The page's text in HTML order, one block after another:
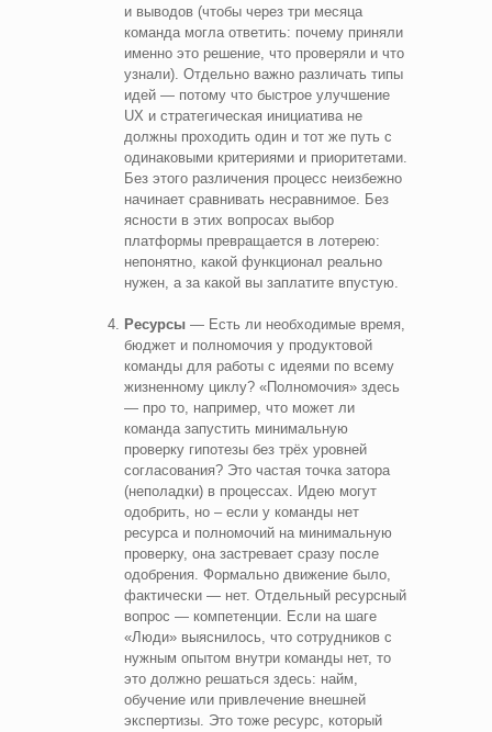
и выводов (чтобы через три месяца
команда могла ответить: почему приняли
именно это решение, что проверяли и что
узнали). Отдельно важно различать типы
идей — потому что быстрое улучшение
UX и стратегическая инициатива не
должны проходить один и тот же путь с
одинаковыми критериями и приоритетами.
Без этого различения процесс неизбежно
начинает сравнивать несравнимое. Без
ясности в этих вопросах выбор
платформы превращается в лотерею:
непонятно, какой функционал реально
нужен, а за какой вы заплатите впустую.
Ресурсы — Есть ли необходимые время,
бюджет и полномочия у продуктовой
команды для работы с идеями по всему
жизненному циклу? «Полномочия» здесь
— про то, например, что может ли
команда запустить минимальную
проверку гипотезы без трёх уровней
согласования? Это частая точка затора
(неполадки) в процессах. Идею могут
одобрить, но – если у команды нет
ресурса и полномочий на минимальную
проверку, она застревает сразу после
одобрения. Формально движение было,
фактически — нет. Отдельный ресурсный
вопрос — компетенции. Если на шаге
«Люди» выяснилось, что сотрудников с
нужным опытом внутри команды нет, то
это должно решаться здесь: найм,
обучение или привлечение внешней
экспертизы. Это тоже ресурс, который